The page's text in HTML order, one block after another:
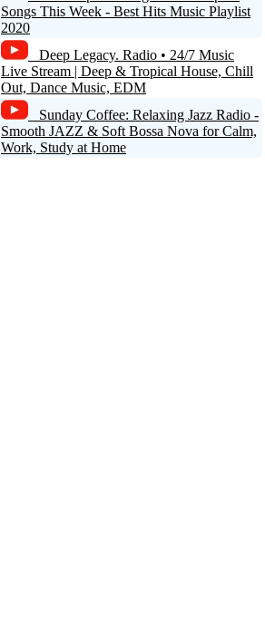
Songs This Week - Best Hits Music Playlist
2020
Deep Legacy. Radio • 24/7 Music
Live Stream | Deep & Tropical House, Chill
Out, Dance Music, EDM
Sunday Coffee: Relaxing Jazz Radio -
Smooth JAZZ & Soft Bossa Nova for Calm,
Work, Study at Home